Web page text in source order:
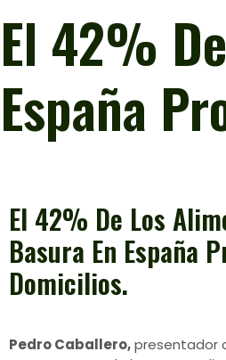
El 42%
España
El 42% De Los
Basura En España
Domicilios.
Pedro Caballero,presentador